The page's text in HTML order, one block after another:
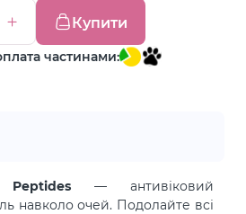
Купити
частинами:
— антивіковий
навколо очей. Подолайте всі